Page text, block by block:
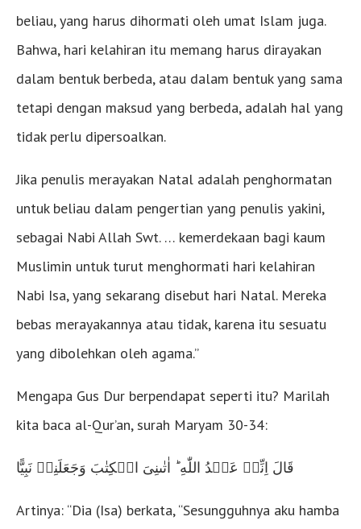
beliau, yang harus dihormati oleh umat Islam juga.
Bahwa, hari kelahiran itu memang harus dirayakan
dalam bentuk berbeda, atau dalam bentuk yang sama
tetapi dengan maksud yang berbeda, adalah hal yang
tidak perlu dipersoalkan.
Jika penulis merayakan Natal adalah penghormatan
untuk beliau dalam pengertian yang penulis yakini,
sebagai Nabi Allah Swt. … kemerdekaan bagi kaum
Muslimin untuk turut menghormati hari kelahiran
Nabi Isa, yang sekarang disebut hari Natal. Mereka
bebas merayakannya atau tidak, karena itu sesuatu
yang dibolehkan oleh agama.”
Mengapa Gus Dur berpendapat seperti itu? Marilah
kita baca al-Qur’an, surah Maryam 30-34:
قَالَ اِنِّىۡ عَبۡدُ اللّٰهِ ؕ اٰتٰٮنِىَ الۡكِتٰبَ وَجَعَلَنِىۡ نَبِيًّا
Artinya: “Dia (Isa) berkata, “Sesungguhnya aku hamba